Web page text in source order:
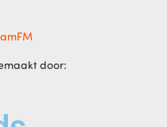
door: